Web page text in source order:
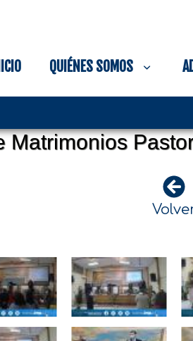
QUIÉNES SOMOS
Matrimonios